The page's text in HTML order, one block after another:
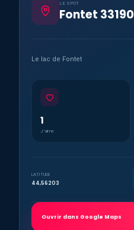
LE SPOT
Fontet 33190
Le lac de Fontet
1
J’aime
LATITUDE
44,56203
Ouvrir dans Google Maps